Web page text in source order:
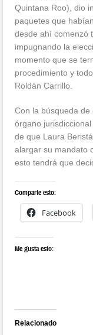
Quintana Roo), dio
paquetes que
desde ahí comenzó
impugnando la
momento que se
procedimiento y
Roldán Carrillo.
Con la búsqueda
órgano
de que Laura
alargar su mandato
esto tendrá que
Comparte esto:
Facebook
Me gusta esto:
Relacionado